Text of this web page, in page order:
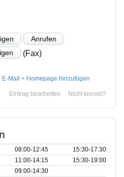
Anrufen
(Fax)
E-Mail + Homepage hinzufügen
Nicht korrekt?
Eintrag bearbeiten
08:00‑12:45
15:30‑17:30
11:00‑14:15
15:30‑19:00
09:00‑14:30